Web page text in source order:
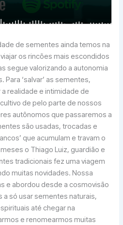
de sementes ainda temos na
os rincões mais escondidos
segue valorizando a autonomia
‘salvar’ as sementes,
realidade e intimidade de
de pelo parte de nossos
autônomos que passaremos a
são usadas, trocadas e
que acumulam e travam o
o Thiago Luiz, guardião e
tradicionais fez uma viagem
muitas novidades. Nossa
e abordou desde a cosmovisão
a só usar sementes naturais,
até chegar na
e renomearmos muitas